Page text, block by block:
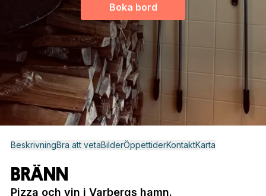
Boka bord
BeskrivningBra att vetaBilderÖppettiderKontaktKarta
BRÄNN
Pizza och vin i Varbergs hamn.